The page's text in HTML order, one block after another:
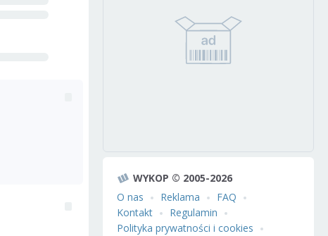
WYKOP © 2005-2026
O nas
Reklama
FAQ
Kontakt
Regulamin
Polityka prywatności i cookies